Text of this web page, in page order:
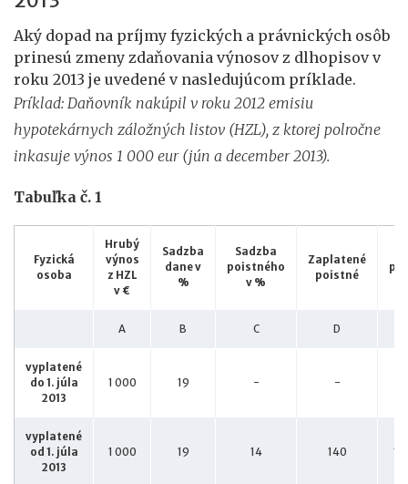
Aký dopad na príjmy fyzických a právnických osôb
prinesú zmeny zdaňovania výnosov z dlhopisov v
roku 2013 je uvedené v nasledujúcom príklade.
Príklad: Daňovník nakúpil v roku 2012 emisiu
hypotekárnych záložných listov (HZL), z ktorej polročne
inkasuje výnos 1 000 eur (jún a december 2013).
Tabuľka č. 1
Fyzická
osoba
Hrubý
výnos
z HZL
v €
Sadzba
dane v
%
Sadzba
poistného
v %
Zaplatené
poistné
A B C D
vyplatené
do 1. júla
2013
1 000 19 - -
vyplatené
od 1. júla
2013
1 000 19 14 140